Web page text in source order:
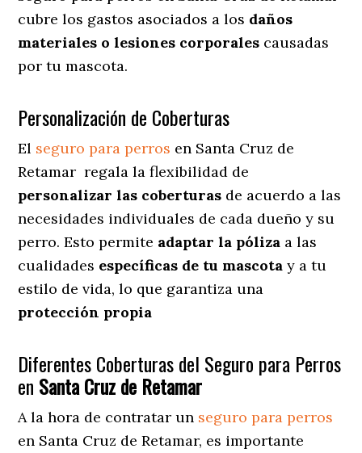
cubre los gastos asociados a los daños
materiales o lesiones corporales causadas
por tu mascota.
Personalización de Coberturas
El seguro para perros en Santa Cruz de
Retamar regala la flexibilidad de
personalizar las coberturas de acuerdo a las
necesidades individuales de cada dueño y su
perro. Esto permite adaptar la póliza a las
cualidades específicas de tu mascota y a tu
estilo de vida, lo que garantiza una
protección propia
Diferentes Coberturas del Seguro para Perros
en Santa Cruz de Retamar
A la hora de contratar un seguro para perros
en Santa Cruz de Retamar, es importante